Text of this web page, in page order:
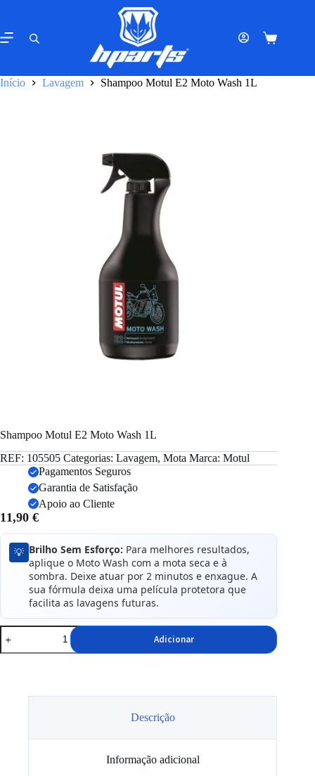
o
conteúdo
Carrinho
Início
Lavagem Shampoo Motul E2 Moto Wash 1L
Shampoo Motul E2 Moto Wash 1L
REF: 105505 Categorias: Lavagem, Mota Marca: Motul
Pagamentos Seguros
Garantia de Satisfação
Apoio ao Cliente
11,90 €
💡 Brilho Sem Esforço: Para melhores resultados,
aplique o Moto Wash com a mota seca e à
sombra. Deixe atuar por 2 minutos e enxague. A
sua fórmula deixa uma película protetora que
facilita as lavagens futuras.
Quantidade
de
Shampoo
Adicionar
Descrição
Informação adicional